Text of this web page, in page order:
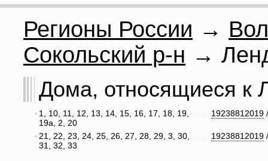
Регионы России →
Сокольский р-н →
Дома, относящиеся к
19238812019
1, 10, 11, 12, 13, 14, 15, 16, 17, 18, 19,
19а, 2, 20
19238812019
21, 22, 23, 24, 25, 26, 27, 28, 29, 3, 30,
31, 32, 33